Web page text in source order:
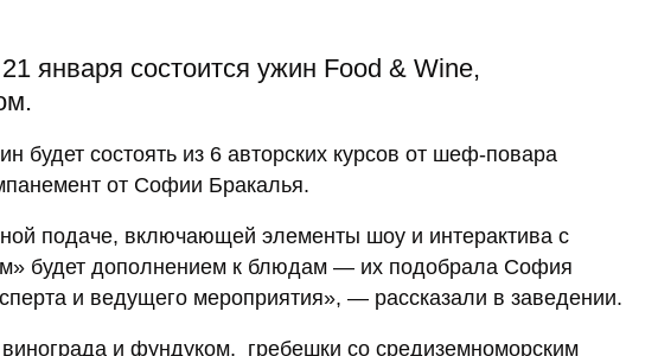
января состоится ужин Food & Wine,
будет состоять из 6 авторских курсов от шеф-повара
от Софии Бракалья.
подаче, включающей элементы шоу и интерактива с
будет дополнением к блюдам — их подобрала София
и ведущего мероприятия», — рассказали в заведении.
и фундуком, гребешки со средиземноморским